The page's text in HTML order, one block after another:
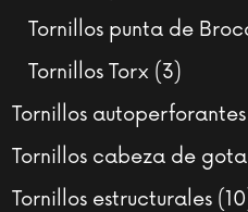
Tornillos punta de
Tornillos Torx 33
Tornillos autoperforantes
Tornillos cabeza de gota
Tornillos estructurales 10